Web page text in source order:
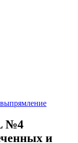
№4
и